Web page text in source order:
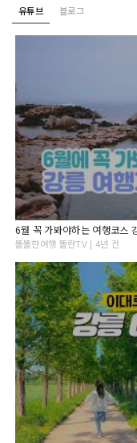
유튜브 블로그
똘똘한여행 똘란TV | 4년 전